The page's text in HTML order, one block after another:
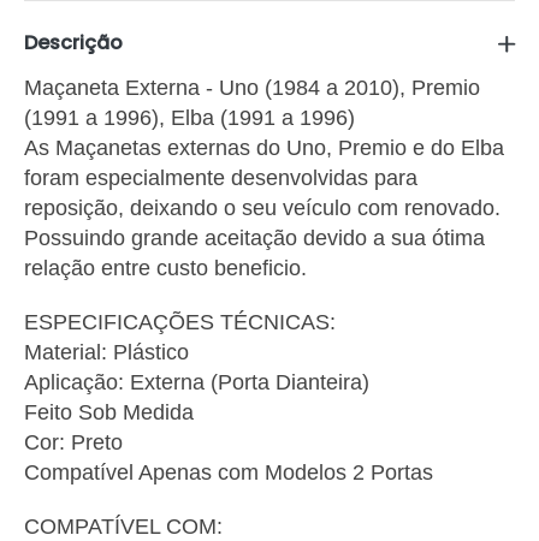
Descrição
Maçaneta Externa - Uno (1984 a 2010), Premio
(1991 a 1996), Elba (1991 a 1996)
As Maçanetas externas do Uno, Premio e do Elba
foram especialmente desenvolvidas para
reposição, deixando o seu veículo com renovado.
Possuindo grande aceitação devido a sua ótima
relação entre custo beneficio.
ESPECIFICAÇÕES TÉCNICAS:
Material: Plástico
Aplicação: Externa (Porta Dianteira)
Feito Sob Medida
Cor: Preto
Compatível Apenas com Modelos 2 Portas
COMPATÍVEL COM: